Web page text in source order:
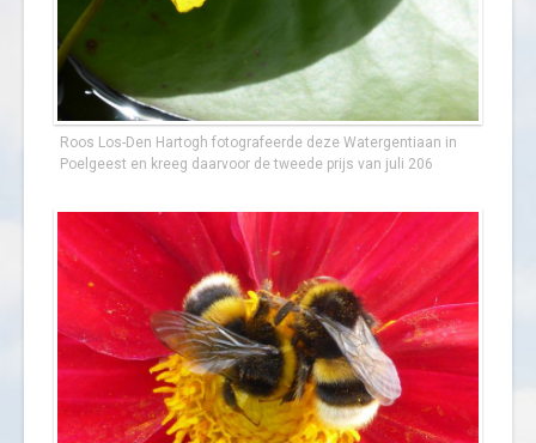
Roos Los-Den Hartogh fotografeerde deze Watergentiaan in
Poelgeest en kreeg daarvoor de tweede prijs van juli 206